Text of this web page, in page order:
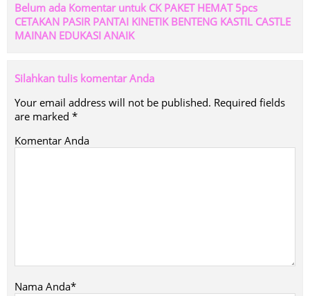
Belum ada Komentar untuk CK PAKET HEMAT 5pcs
CETAKAN PASIR PANTAI KINETIK BENTENG KASTIL CASTLE
MAINAN EDUKASI ANAIK
Silahkan tulis komentar Anda
Your email address will not be published. Required fields
are marked *
Komentar Anda
Nama Anda*